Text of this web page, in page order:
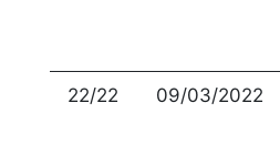
22/22 09/03/2022